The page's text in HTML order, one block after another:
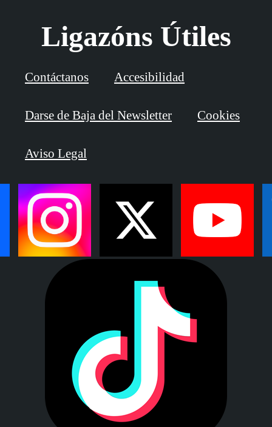
Ligazóns Útiles
Contáctanos Accesibilidad
Darse de Baja del Newsletter Cookies
Aviso Legal